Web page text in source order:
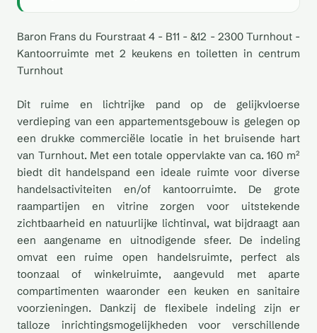
Baron Frans du Fourstraat 4 - B11 - &12 - 2300 Turnhout -
Kantoorruimte met 2 keukens en toiletten in centrum
Turnhout
Dit ruime en lichtrijke pand op de gelijkvloerse
verdieping van een appartementsgebouw is gelegen op
een drukke commerciële locatie in het bruisende hart
van Turnhout. Met een totale oppervlakte van ca. 160 m²
biedt dit handelspand een ideale ruimte voor diverse
handelsactiviteiten en/of kantoorruimte. De grote
raampartijen en vitrine zorgen voor uitstekende
zichtbaarheid en natuurlijke lichtinval, wat bijdraagt aan
een aangename en uitnodigende sfeer. De indeling
omvat een ruime open handelsruimte, perfect als
toonzaal of winkelruimte, aangevuld met aparte
compartimenten waaronder een keuken en sanitaire
voorzieningen. Dankzij de flexibele indeling zijn er
talloze inrichtingsmogelijkheden voor verschillende